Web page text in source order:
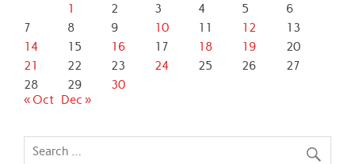
1 2 3 4 5
6
7
8 9 10 11 12
13
14
15 16 17 18 19
20
21
22 23 24 25 26
27
28
29
30
« Oct Dec »